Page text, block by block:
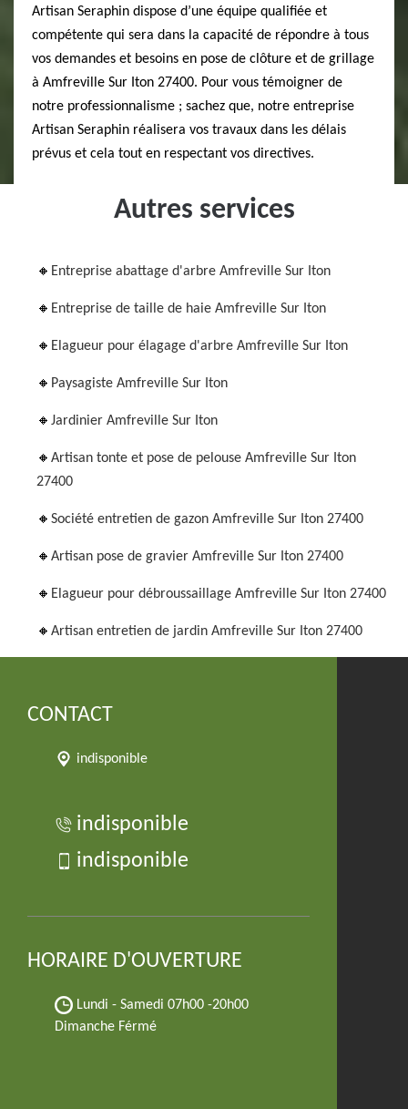
Artisan Seraphin dispose d’une équipe qualifiée et
compétente qui sera dans la capacité de répondre à tous
vos demandes et besoins en pose de clôture et de grillage
à Amfreville Sur Iton 27400. Pour vous témoigner de
notre professionnalisme ; sachez que, notre entreprise
Artisan Seraphin réalisera vos travaux dans les délais
prévus et cela tout en respectant vos directives.
Autres services
Entreprise abattage d'arbre Amfreville Sur Iton
Entreprise de taille de haie Amfreville Sur Iton
Elagueur pour élagage d'arbre Amfreville Sur Iton
Paysagiste Amfreville Sur Iton
Jardinier Amfreville Sur Iton
Artisan tonte et pose de pelouse Amfreville Sur Iton
27400
Société entretien de gazon Amfreville Sur Iton 27400
Artisan pose de gravier Amfreville Sur Iton 27400
Elagueur pour débroussaillage Amfreville Sur Iton 27400
Artisan entretien de jardin Amfreville Sur Iton 27400
CONTACT
indisponible
indisponible
indisponible
HORAIRE D'OUVERTURE
Lundi - Samedi 07h00 -20h00
Dimanche Férmé